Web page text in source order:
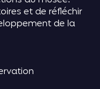
et de réfléchir
de la